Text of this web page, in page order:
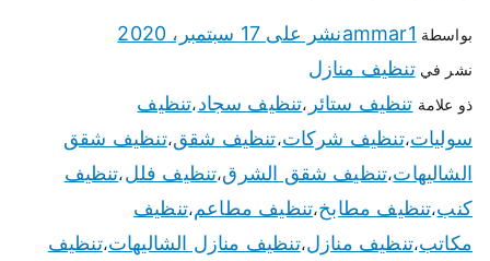
بواسطة ammar1نشر على 17 سبتمبر، 2020
نشر فيتنظيف منازل
ذو علامة تنظيف ستائر ،تنظيف سجاد،تنظيف
سوليات،تنظيف شركات،تنظيف شقق،تنظيف شقق
الشاليهات،تنظيف شقق الشرق،تنظيف فلل،تنظيف
كنب،تنظيف مطابخ،تنظيف مطاعم،تنظيف
مكاتب،تنظيف منازل،تنظيف منازل الشاليهات،تنظيف